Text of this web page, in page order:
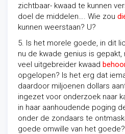
zichtbaar- kwaad te kunnen
doel de middelen…. Wie zou
kunnen weerstaan? U?
5. Is het morele goede, in dit
nu de kwade genius is
veel uitgebreider kwaad
opgelopen? Is het erg dat
daardoor miljoenen dollars
ingezet voor onderzoek naar
in haar aanhoudende poging
onder de zondaars te
goede omwille van het